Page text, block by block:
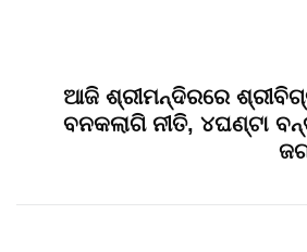
ଆଜି ଶ୍ରୀମନ୍ଦିରରେ
ବନକଲାଗି ନୀତି, ୪ଘଣ୍ଟା